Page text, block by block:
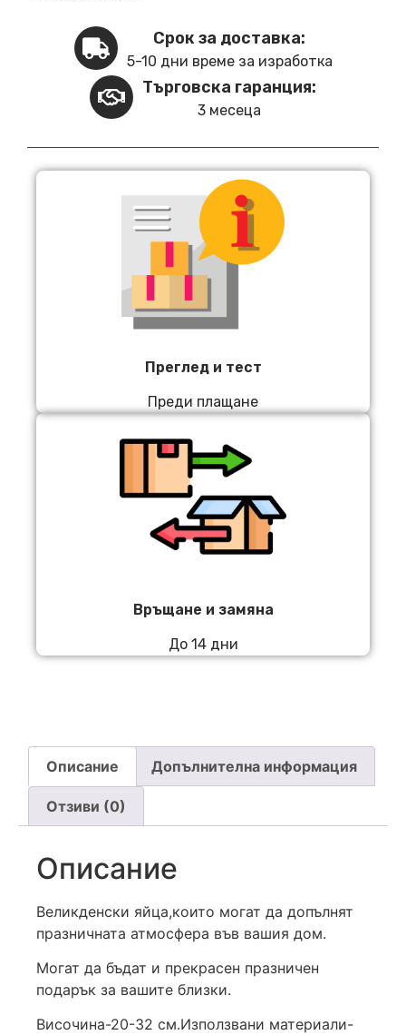
Срок за доставка:
5-10 дни време за изработка
Търговска гаранция:
3 месеца
Преглед и тест
Преди плащане
Връщане и замяна
До 14 дни
Описание Допълнителна информация
Отзиви (0)
Описание
Великденски яйца,които могат да допълнят
празничната атмосфера във вашия дом.
Могат да бъдат и прекрасен празничен
подарък за вашите близки.
Височина-20-32 см.Използвани материали-